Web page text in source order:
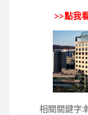
>>點我
相關關鍵字: